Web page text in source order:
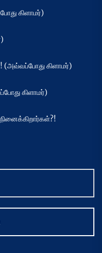
கிளாமர்)
கிளாமர்)
கிளாமர்)